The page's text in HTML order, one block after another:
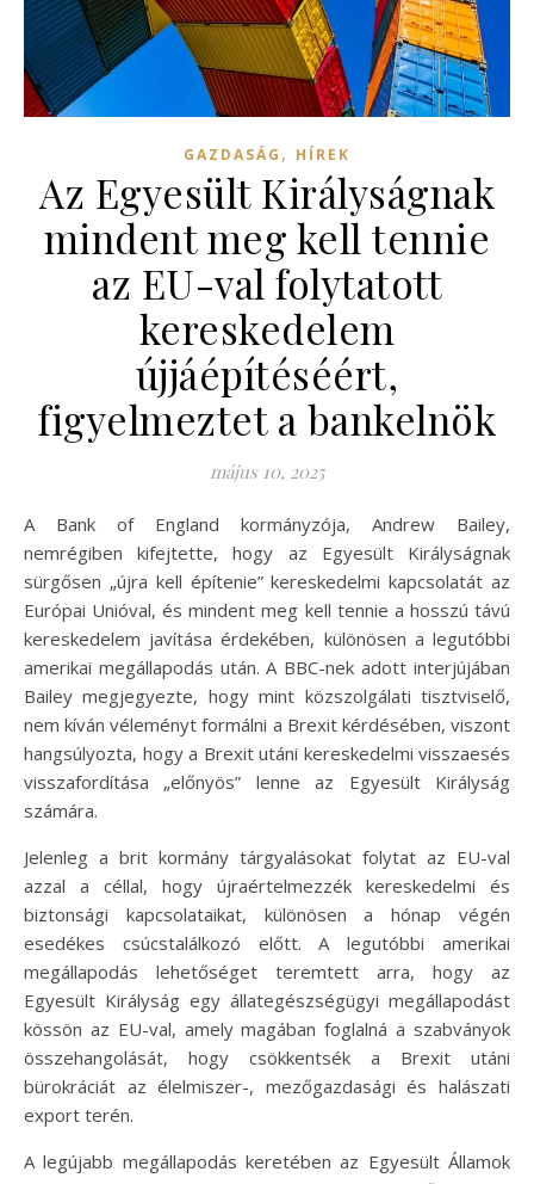
GAZDASÁG , HÍREK
Az Egyesült Királyságnak
mindent meg kell tennie
az EU-val folytatott
kereskedelem
újjáépítéséért,
figyelmeztet a bankelnök
május 10, 2025
A Bank of England kormányzója, Andrew Bailey,
nemrégiben kifejtette, hogy az Egyesült Királyságnak
sürgősen „újra kell építenie” kereskedelmi kapcsolatát az
Európai Unióval, és mindent meg kell tennie a hosszú távú
kereskedelem javítása érdekében, különösen a legutóbbi
amerikai megállapodás után. A BBC-nek adott interjújában
Bailey megjegyezte, hogy mint közszolgálati tisztviselő,
nem kíván véleményt formálni a Brexit kérdésében, viszont
hangsúlyozta, hogy a Brexit utáni kereskedelmi visszaesés
visszafordítása „előnyös” lenne az Egyesült Királyság
számára.
Jelenleg a brit kormány tárgyalásokat folytat az EU-val
azzal a céllal, hogy újraértelmezzék kereskedelmi és
biztonsági kapcsolataikat, különösen a hónap végén
esedékes csúcstalálkozó előtt. A legutóbbi amerikai
megállapodás lehetőséget teremtett arra, hogy az
Egyesült Királyság egy állategészségügyi megállapodást
kössön az EU-val, amely magában foglalná a szabványok
összehangolását, hogy csökkentsék a Brexit utáni
bürokráciát az élelmiszer-, mezőgazdasági és halászati
export terén.
A legújabb megállapodás keretében az Egyesült Államok